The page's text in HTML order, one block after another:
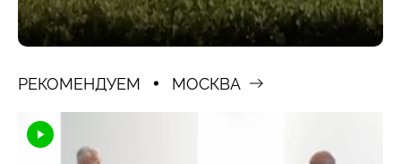
РЕКОМЕНДУЕМ МОСКВА